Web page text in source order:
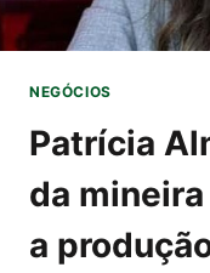
NEGÓCIOS
Patrícia
da
a